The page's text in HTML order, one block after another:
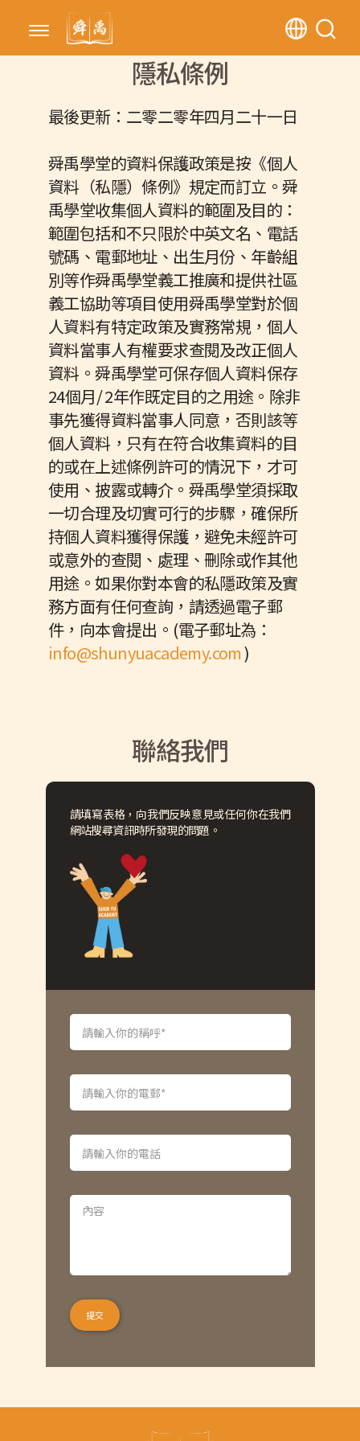
隱私條例
最後更新：二零二零年四月二十一日
舜禹學堂的資料保護政策是按《個人
資料（私隱）條例》規定而訂立。舜
禹學堂收集個人資料的範圍及目的：
範圍包括和不只限於中英文名、電話
號碼、電郵地址、出生月份、年齡組
別等作舜禹學堂義工推廣和提供社區
義工協助等項目使用舜禹學堂對於個
人資料有特定政策及實務常規，個人
資料當事人有權要求查閱及改正個人
資料。舜禹學堂可保存個人資料保存
24個月/ 2年作既定目的之用途。除非
事先獲得資料當事人同意，否則該等
個人資料，只有在符合收集資料的目
的或在上述條例許可的情況下，才可
使用、披露或轉介。舜禹學堂須採取
一切合理及切實可行的步驟，確保所
持個人資料獲得保護，避免未經許可
或意外的查閱、處理、刪除或作其他
用途。如果你對本會的私隱政策及實
務方面有任何查詢，請透過電子郵
件，向本會提出。(電子郵址為：
info@shunyuacademy.com)
聯絡我們
請填寫表格，向我們反映意見或任何你在我們
網站搜尋資訊時所發現的問題。